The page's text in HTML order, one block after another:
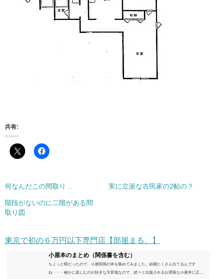
共有:
何なんだこの間取り… 実に立派な古民家の2帖の？
階段がないのに二階がある間
取り図
東京で初の６万円以下専門店【部屋まる。】
小屋本のまとめ（関係書を含む）
ちょっと暇だったので、小屋関係の本を集めてみました。結構たくさん出てるんです
ね・・・秘かに楽しむのが好きな天邪鬼なので、続々と出版されるお洒落な小屋本に正直